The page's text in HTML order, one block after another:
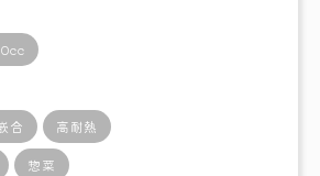
合 高耐熱
惣菜